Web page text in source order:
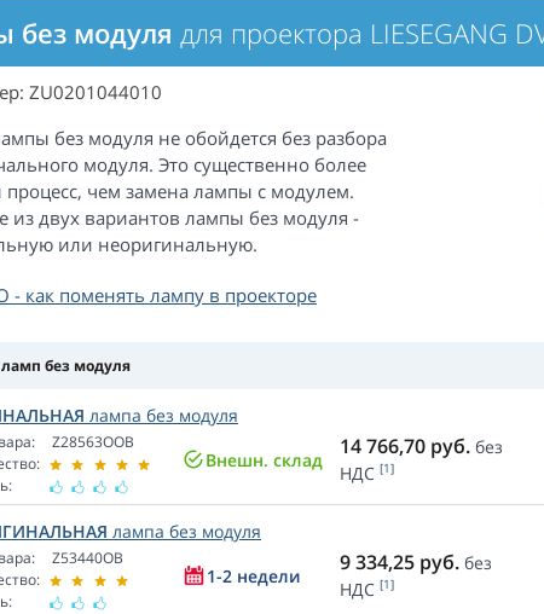
без модуля для проектора LIESEGANG
ZU0201044010
без модуля не обойдется без разбора
модуля. Это существенно более
чем замена лампы с модулем.
из двух вариантов лампы без модуля -
или неоригинальную.
- как поменять лампу в проекторе
без модуля
лампа без модуля
Z28563OOB
Внешн. склад
14 766,70 руб. без
НДС [1]
лампа без модуля
Z53440OB
1-2 недели
9 334,25 руб. без
НДС [1]